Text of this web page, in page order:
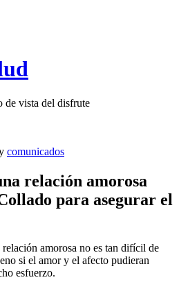
de vista del disfrute
comunicados
relación amorosa
para asegurar el
amorosa no es tan difícil de
si el amor y el afecto pudieran
esfuerzo.